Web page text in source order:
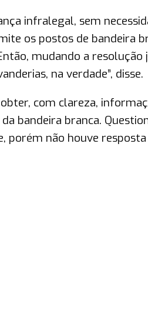
infralegal, sem
os postos de bandeira
mudando a
na verdade”, disse.
com clareza,
bandeira branca.
porém não houve